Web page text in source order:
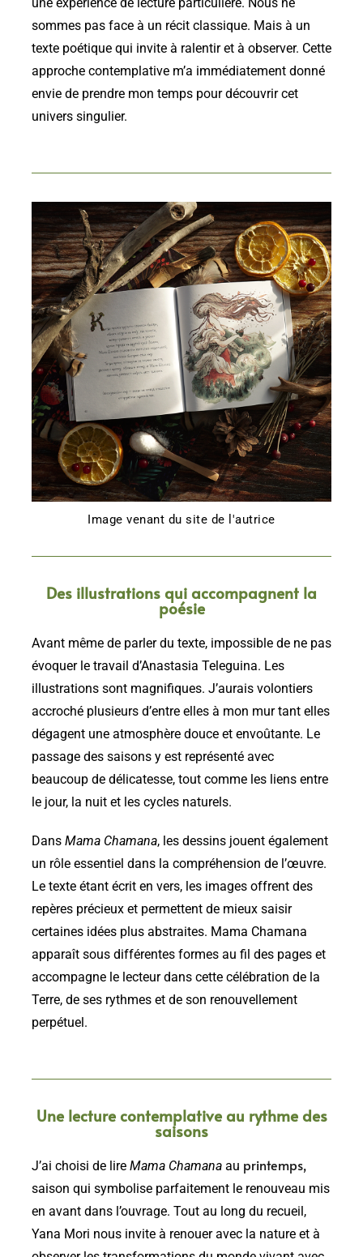
une expérience de lecture particulière. Nous ne
sommes pas face à un récit classique. Mais à un
texte poétique qui invite à ralentir et à observer. Cette
approche contemplative m’a immédiatement donné
envie de prendre mon temps pour découvrir cet
univers singulier.
Image venant du site de l'autrice
Des illustrations qui accompagnent la
poésie
Avant même de parler du texte, impossible de ne pas
évoquer le travail d’Anastasia Teleguina. Les
illustrations sont magnifiques. J’aurais volontiers
accroché plusieurs d’entre elles à mon mur tant elles
dégagent une atmosphère douce et envoûtante. Le
passage des saisons y est représenté avec
beaucoup de délicatesse, tout comme les liens entre
le jour, la nuit et les cycles naturels.
Dans Mama Chamana, les dessins jouent également
un rôle essentiel dans la compréhension de l’œuvre.
Le texte étant écrit en vers, les images offrent des
repères précieux et permettent de mieux saisir
certaines idées plus abstraites. Mama Chamana
apparaît sous différentes formes au fil des pages et
accompagne le lecteur dans cette célébration de la
Terre, de ses rythmes et de son renouvellement
perpétuel.
Une lecture contemplative au rythme des
saisons
J’ai choisi de lire Mama Chamana au printemps,
saison qui symbolise parfaitement le renouveau mis
en avant dans l’ouvrage. Tout au long du recueil,
Yana Mori nous invite à renouer avec la nature et à